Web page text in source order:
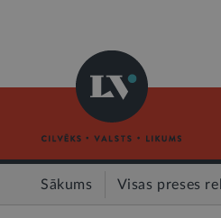
Sākums Visas preses